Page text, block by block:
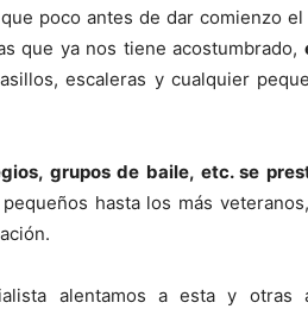
poco antes de dar comienzo
que ya nos tiene acostumbrado,
escaleras y cualquier
grupos de baile, etc. se
hasta los más
alentamos a esta y otras